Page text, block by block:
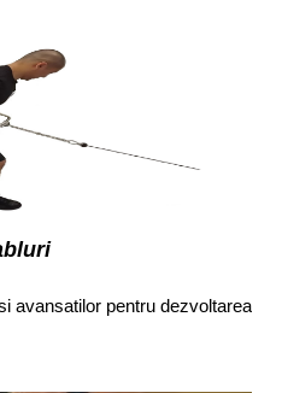
avansatilor pentru dezvoltarea